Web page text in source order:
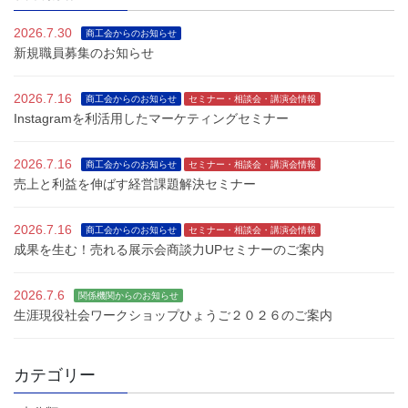
2026.7.30 商工会からのお知らせ
新規職員募集のお知らせ
2026.7.16 商工会からのお知らせ セミナー・相談会・講演会情報
Instagramを利活用したマーケティングセミナー
2026.7.16 商工会からのお知らせ セミナー・相談会・講演会情報
売上と利益を伸ばす経営課題解決セミナー
2026.7.16 商工会からのお知らせ セミナー・相談会・講演会情報
成果を生む！売れる展示会商談力UPセミナーのご案内
2026.7.6 関係機関からのお知らせ
生涯現役社会ワークショップひょうご２０２６のご案内
カテゴリー